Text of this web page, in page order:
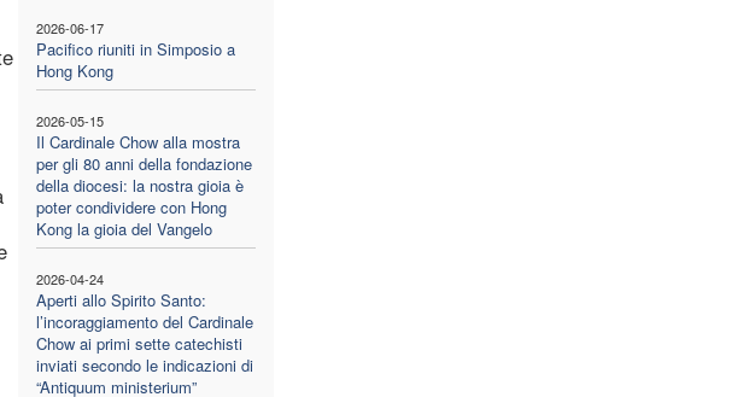
2026-06-17
Pacifico riuniti in Simposio a
Hong Kong
2026-05-15
Il Cardinale Chow alla mostra
per gli 80 anni della fondazione
della diocesi: la nostra gioia è
poter condividere con Hong
Kong la gioia del Vangelo
2026-04-24
Aperti allo Spirito Santo:
l’incoraggiamento del Cardinale
Chow ai primi sette catechisti
inviati secondo le indicazioni di
“Antiquum ministerium”